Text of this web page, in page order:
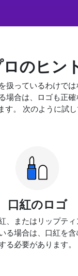
ロのヒン
扱っているわけで
場合は、ロゴも正
す。 次のように試し
口紅のロゴ
、またはリップテ
る場合は、口紅を
る必要があります。